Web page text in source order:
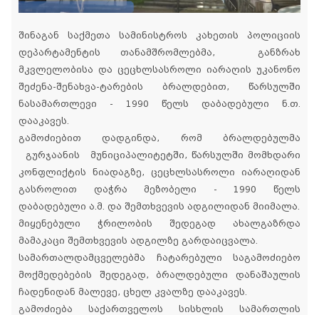
შინაგან საქმეთა სამინისტროს კახეთის პოლიციის
დეპარტამენტის თანამშრომლებმა, განზრახ
მკვლელობისა და ცეცხლსასროლი იარაღის უკანონო
შეძენა-შენახვა-ტარების ბრალდებით, წარსულში
ნასამართლევი - 1990 წელს დაბადებული ნ.თ.
დააკავეს.
გამოძიებით დადგინდა, რომ ბრალდებულმა
გურჯაანის მუნიციპალიტეტში, წარსულში მომხდარი
კონფლიქტის ნიადაგზე, ცეცხლსასროლი იარაღიდან
გასროლით დაჭრა მეზობელი - 1990 წელს
დაბადებული ა.მ. და შემთხვევის ადგილიდან მიიმალა.
მიყენებული ჭრილობის შედეგად ახალგაზრდა
მამაკაცი შემთხვევის ადგილზე გარდაიცვალა.
სამართალდამცველებმა ჩატარებული საგამოძიებო
მოქმედებების შედეგად, ბრალდებული დანაშაულის
ჩადენიდან მალევე, ცხელ კვალზე დააკავეს.
გამოძიება საქართველოს სისხლის სამართლის